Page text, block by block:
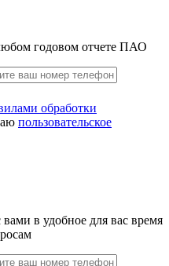
годовом отчете ПАО
обработки
пользовательское
в удобное для вас время